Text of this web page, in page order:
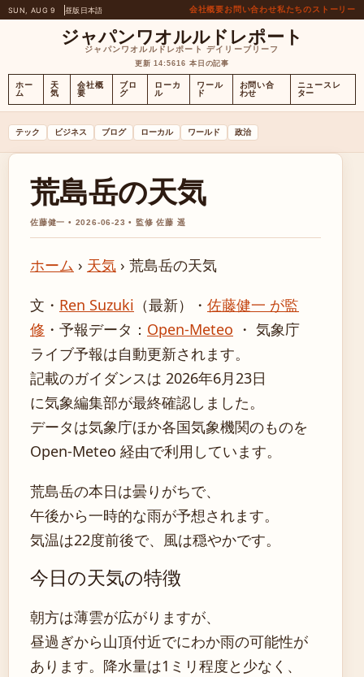
SUN, AUG 9 昼版 日本語 会社概要お問い合わせ私たちのストーリー
ジャパンワオルルドレポート
ジャパンワオルルドレポート デイリーブリーフ
更新 14:5616 本日の記事
ホー
ム
天
気
会社概
要
ブロ
グ
ローカ
ル
ワール
ド
お問い合
わせ
ニュースレ
ター
テック ビジネス ブログ ローカル ワールド 政治
荒島岳の天気
佐藤健一 • 2026-06-23 • 監修 佐藤 遥
ホーム › 天気 › 荒島岳の天気
文・ Ren Suzuki （最新） ・ 佐藤健一 が監
修 ・ 予報データ： Open-Meteo ・ 気象庁
ライブ予報は自動更新されます。
記載のガイダンスは 2026年6月23日
に気象編集部が最終確認しました。
データは気象庁ほか各国気象機関のものを
Open-Meteo 経由で利用しています。
荒島岳の本日は曇りがちで、
午後から一時的な雨が予想されます。
気温は22度前後で、風は穏やかです。
今日の天気の特徴
朝方は薄雲が広がりますが、
昼過ぎから山頂付近でにわか雨の可能性が
あります。降水量は1ミリ程度と少なく、